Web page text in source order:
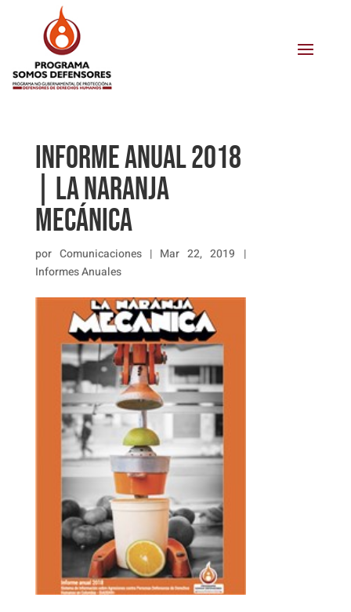
INFORME ANUAL 2018
| LA NARANJA
MECÁNICA
por Comunicaciones| Mar 22, 2019 |
Informes Anuales